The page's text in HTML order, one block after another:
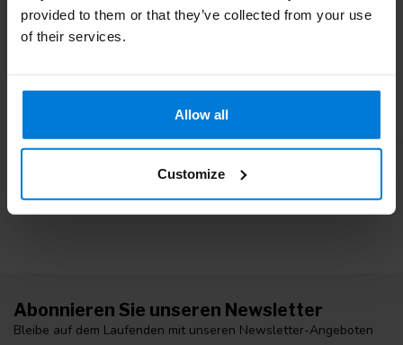
provided to them or that they’ve collected from your use
of their services.
Allow all
Customize
16,50
Zeige41-45von 45
1 2
Abonnieren Sie unseren Newsletter
Bleibe auf dem Laufenden mit unseren Newsletter-Angeboten